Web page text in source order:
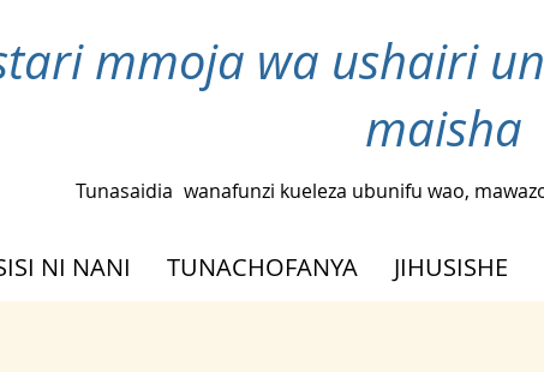
mmoja wa ushairi
maisha
Tunasaidia wanafunzi kueleza ubunifu wao,
NI NANI TUNACHOFANYA JIHUSISHE